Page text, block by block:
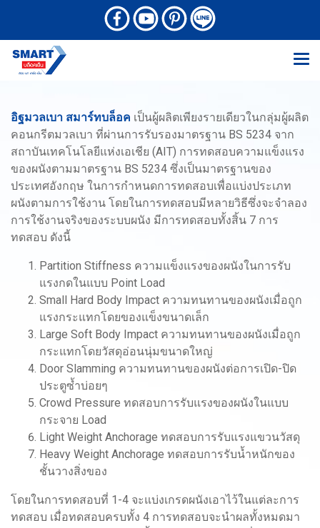
อิฐมวลเบา สมาร์ทบล็อค เป็นผู้ผลิตเพียงรายเดียวในกลุ่มผู้ผลิต
คอนกรีตมวลเบา ที่ผ่านการรับรองมาตรฐาน BS 5234 จาก
สถาบันเทคโนโลยีแห่งเอเชีย (AIT) การทดสอบความแข็งแรง
ของผนังตามมาตรฐาน BS 5234 ซึ่งเป็นมาตรฐานของ
ประเทศอังกฤษ ในการกำหนดการทดสอบเพื่อแบ่งประเภท
ผนังตามการใช้งาน โดยในการทดสอบมีหลายวิธีซึ่งจะจำลอง
การใช้งานจริงของระบบผนัง มีการทดสอบทั้งสิ้น 7 การ
ทดสอบ ดังนี้
Partition Stiffness ความแข็งแรงของผนังในการรับ
แรงกดในแบบ Point Load
Small Hard Body Impact ความทนทานของผนังเมื่อถูก
แรงกระแทกโดยของแข็งขนาดเล็ก
Large Soft Body Impact ความทนทานของผนังเมื่อถูก
กระแทกโดยวัสดุอ่อนนุ่มขนาดใหญ่
Door Slamming ความทนทานของผนังต่อการเปิด-ปิด
ประตูซ้ำบ่อยๆ
Crowd Pressure ทดสอบการรับแรงของผนังในแบบ
กระจาย Load
Light Weight Anchorage ทดสอบการรับแรงแขวนวัสดุ
Heavy Weight Anchorage ทดสอบการรับน้ำหนักของ
ชั้นวางสิ่งของ
โดยในการทดสอบที่ 1-4 จะแบ่งเกรดผนังเอาไว้ในแต่ละการ
ทดสอบ เมื่อทดสอบครบทั้ง 4 การทดสอบจะนำผลทั้งหมดมา